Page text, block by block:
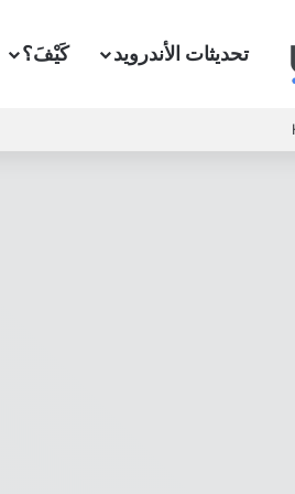
تحديثات الأندرويد كَيْفَ؟